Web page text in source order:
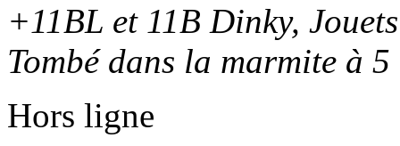
+11BL et 11B Dinky,
Tombé dans la marmite à
Hors ligne